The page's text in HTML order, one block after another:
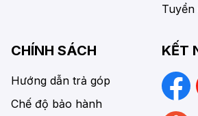
Tuyển
CHÍNH SÁCH
Hướng dẫn trả góp
Chế độ bảo hành
KẾT